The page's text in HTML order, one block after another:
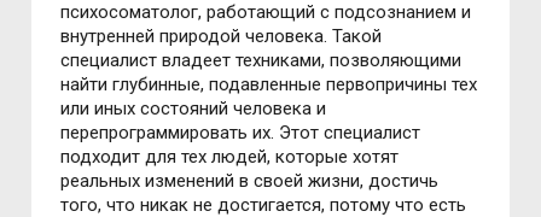
психосоматолог, работающий с подсознанием и
внутренней природой человека. Такой
специалист владеет техниками, позволяющими
найти глубинные, подавленные первопричины тех
или иных состояний человека и
перепрограммировать их. Этот специалист
подходит для тех людей, которые хотят
реальных изменений в своей жизни, достичь
того, что никак не достигается, потому что есть